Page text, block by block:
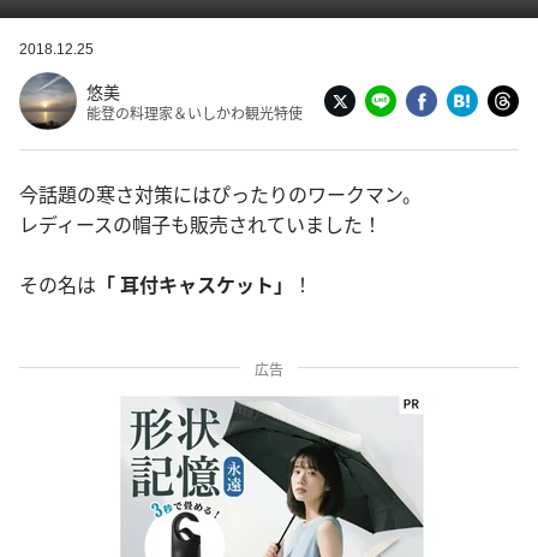
2018.12.25
悠美
能登の料理家＆いしかわ観光特使
今話題の寒さ対策にはぴったりのワークマン。
レディースの帽子も販売されていました！
その名は 「 耳付キャスケット」 ！
広告